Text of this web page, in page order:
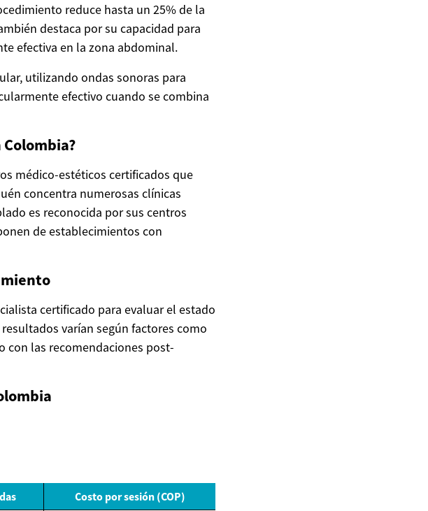
reduce hasta un 25% de la
destaca por su capacidad para
efectiva en la zona abdominal.
utilizando ondas sonoras para
efectivo cuando se combina
médico-estéticos certificados que
concentra numerosas clínicas
es reconocida por sus centros
de establecimientos con
certificado para evaluar el estado
varían según factores como
con las recomendaciones post-
Costo por sesión (COP)